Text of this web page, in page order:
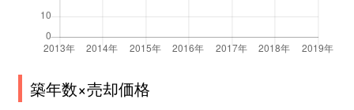
築年数×売却価格